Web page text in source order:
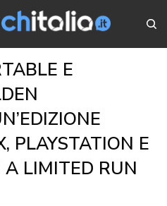
E
PLAYSTATION E
LIMITED RUN